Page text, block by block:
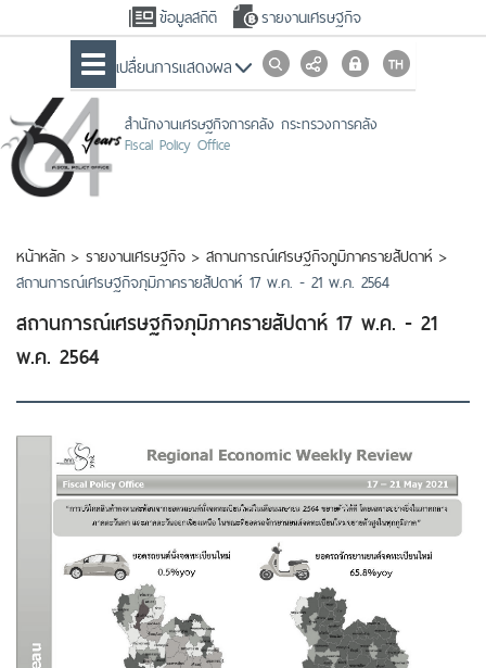
ข้อมูลสถิติ รายงานเศรษฐกิจ
เปลื่ยนการแสดงผล
สำนักงานเศรษฐกิจการคลัง กระทรวงการคลัง
Fiscal Policy Office
หน้าหลัก > รายงานเศรษฐกิจ > สถานการณ์เศรษฐกิจภูมิภาครายสัปดาห์ >
สถานการณ์เศรษฐกิจภุมิภาครายสัปดาห์ 17 พ.ค. - 21 พ.ค. 2564
สถานการณ์เศรษฐกิจภุมิภาครายสัปดาห์ 17 พ.ค. - 21
พ.ค. 2564